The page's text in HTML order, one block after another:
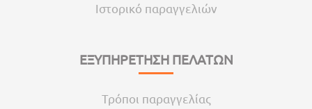
Ιστορικό παραγγελιών
ΕΞΥΠΗΡΕΤΗΣΗ ΠΕΛΑΤΩΝ
Τρόποι παραγγελίας